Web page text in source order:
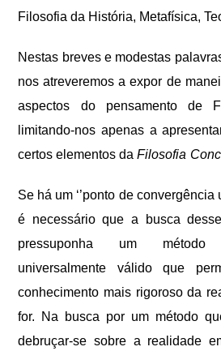
Filosofia da História, Metafísica,
Nestas breves e modestas
nos atreveremos a expor de
aspectos do pensamento de
limitando-nos apenas a
certos elementos daFilosofia
Se há um ‘’ponto de convergência
é necessário que a busca desse
pressuponha um método
universalmente válido que
conhecimento mais rigoroso da
for. Na busca por um método
debruçar-se sobre a realidade